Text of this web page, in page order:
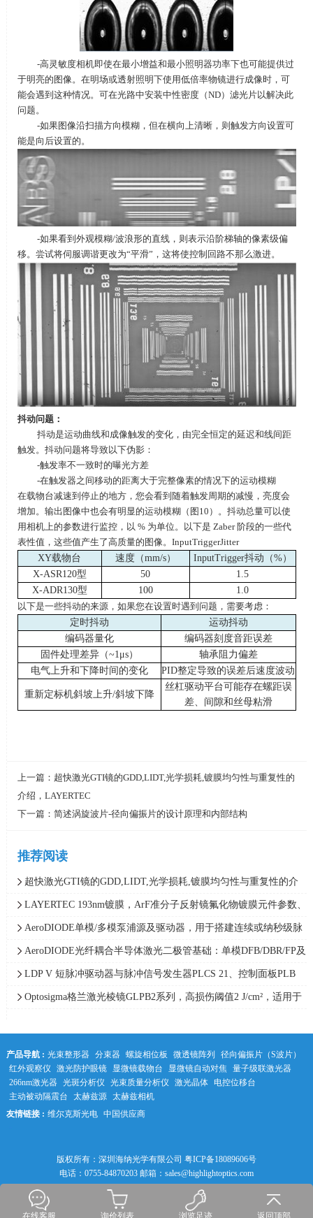
-高灵敏度相机即使在最小增益和最小照明器功率下也可能提供过
于明亮的图像。在明场或透射照明下使用低倍率物镜进行成像时，可
能会遇到这种情况。可在光路中安装中性密度（ND）滤光片以解决此
问题。
-如果图像沿扫描方向模糊，但在横向上清晰，则触发方向设置可
能是向后设置的。
-如果看到外观模糊/波浪形的直线，则表示沿阶梯轴的像素级偏
移。尝试将伺服调谐更改为“平滑”，这将使控制回路不那么激进。
抖动问题：
抖动是运动曲线和成像触发的变化，由完全恒定的延迟和线间距
触发。抖动问题将导致以下伪影：
-触发率不一致时的曝光方差
-在触发器之间移动的距离大于完整像素的情况下的运动模糊
在载物台减速到停止的地方，您会看到随着触发周期的减慢，亮度会
增加。输出图像中也会有明显的运动模糊（图10）。抖动总量可以使
用相机上的参数进行监控，以 % 为单位。以下是 Zaber 阶段的一些代
表性值，这些值产生了高质量的图像。InputTriggerJitter
XY载物台 速度（mm/s） InputTrigger抖动（%）
X-ASR120型 50
1.5
X-ADR130型 100
1.0
以下是一些抖动的来源，如果您在设置时遇到问题，需要考虑：
定时抖动
运动抖动
编码器量化
编码器刻度音距误差
固件处理差异（~1μs）
轴承阻力偏差
电气上升和下降时间的变化
PID整定导致的误差后速度波动
重新定标机斜坡上升/斜坡下降
丝杠驱动平台可能存在螺距误
差、间隙和丝母粘滑
上一篇： 超快激光GTI镜的GDD,LIDT,光学损耗,镀膜均匀性与重复性的
介绍，LAYERTEC
下一篇： 简述涡旋波片-径向偏振片的设计原理和内部结构
推荐阅读
超快激光GTI镜的GDD,LIDT,光学损耗,镀膜均匀性与重复性的介
绍，LAYERTEC
LAYERTEC 193nm镀膜，ArF准分子反射镜氟化物镀膜元件参数、
损伤阈值与光谱性能介绍
AeroDIODE单模/多模泵浦源及驱动器，用于搭建连续或纳秒级脉
宽MOPA架构光纤激光器
AeroDIODE光纤耦合半导体激光二极管基础：单模DFB/DBR/FP及
多模光纤耦合激光二极管结构区别
LDP V 短脉冲驱动器与脉冲信号发生器PLCS 21、控制面板PLB
21 组合安装接线参数设置指南 | PicoLAS
Optosigma格兰激光棱镜GLPB2系列，高损伤阈值2 J/cm²，适用于
产品导航 : 光束整形器 分束器 螺旋相位板 微透镜阵列
径向偏振片（S波片）
红外观察仪
激光防护眼镜 显微镜载物台 显微镜自动对焦 量子级联激光器
266nm激光器 光斑分析仪 光束质量分析仪 激光晶体
电控位移台
主动被动隔震台
太赫兹源 太赫兹相机
友情链接 : 维尔克斯光电 中国供应商
版权所有：深圳海纳光学有限公司 粤ICP备18089606号
电话：0755-84870203 邮箱：sales@highlightoptics.com
在线客服 询价列表 浏览足迹 返回顶部